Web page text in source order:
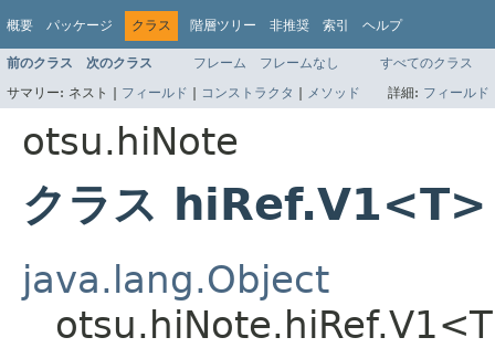
概要 パッケージ クラス 階層ツリー 非推奨 索引 ヘルプ
前のクラス 次のクラス フレーム フレームなし
すべてのクラス
サマリー: ネスト | フィールド | コンストラクタ | メソッド 詳細: フィールド
otsu.hiNote
クラス hiRef.V1<T>
java.lang.Object